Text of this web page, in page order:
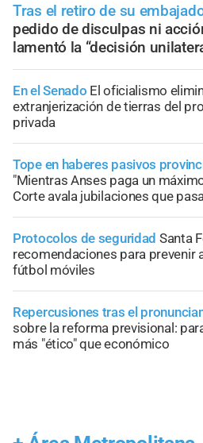
Tras el retiro de su
pedido de disculpas ni
lamentó la “decisión
En el Senado El oficialismo
extranjerización de tierras del
privada
Tope en haberes pasivos
"Mientras Anses paga un
Corte avala jubilaciones que
Protocolos de seguridad Santa
recomendaciones para prevenir
fútbol móviles
Repercusiones tras el
sobre la reforma previsional:
más "ético" que económico